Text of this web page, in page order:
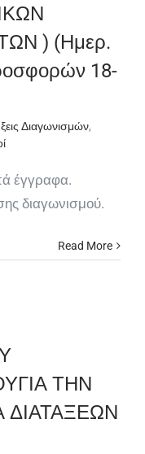
) (Ημερ.
18-
Διαγωνισμών,
έγγραφα.
διαγωνισμού.
Read More
ΤΗΝ